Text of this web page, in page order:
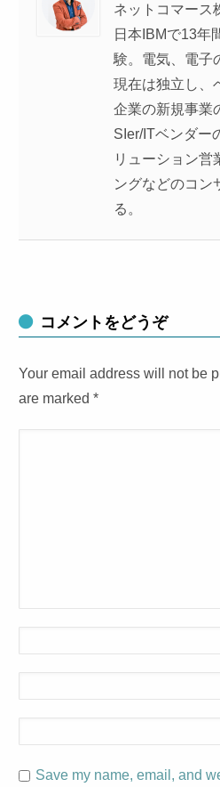
ネットコマース
日本IBMで13年
験。電気、電子
現在は独立し、
企業の新規事業
SIer/ITベンダー
リューション営
ングなどのコン
る。
コメントをどうぞ
Your email address will not be
are marked*
Save my name, email, and